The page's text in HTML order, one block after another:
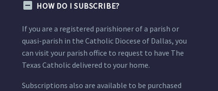
HOW DO I SUBSCRIBE?
If you are a registered parishioner of a parish or
quasi-parish in the Catholic Diocese of Dallas, you
can visit your parish office to request to have The
Texas Catholic delivered to your home.
Subscriptions also are available to be purchased